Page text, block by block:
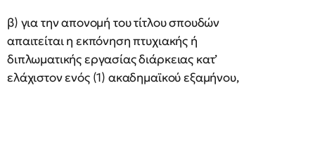
β) για την απονομή του τίτλου σπουδών
απαιτείται η εκπόνηση πτυχιακής ή
διπλωματικής εργασίας διάρκειας κατ’
ελάχιστον ενός (1) ακαδημαϊκού εξαμήνου,